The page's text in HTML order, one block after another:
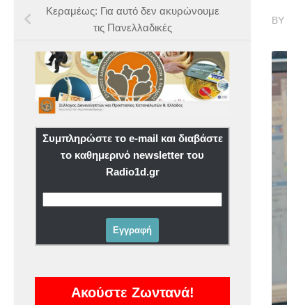
BY
Κεραμέως: Για αυτό δεν ακυρώνουμε
τις Πανελλαδικές
Συμπληρώστε το e-mail και διαβάστε
το καθημερινό newsletter του
Radio1d.gr
Ακούστε Ζωντανά!